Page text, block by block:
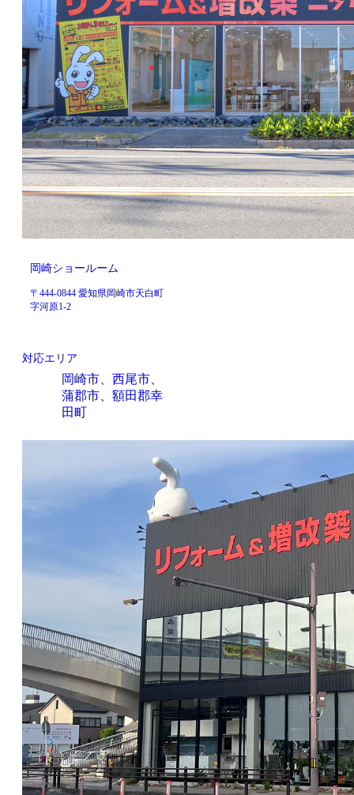
岡崎ショールーム
〒444-0844 愛知県岡崎市天白町
字河原1-2
対応エリア
岡崎市、西尾市、
蒲郡市、額田郡幸
田町